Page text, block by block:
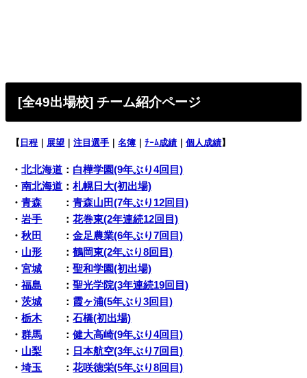
[全49出場校] チーム紹介ページ
【 日程 ｜ 展望 ｜注目選手 ｜名簿 ｜ﾁｰﾑ成績 ｜個人成績】
・北北海道 ： 白樺学園(9年ぶり4回目)
・南北海道 ：札幌日大(初出場)
・青森 ：青森山田(7年ぶり12回目)
・岩手 ：花巻東(2年連続12回目)
・秋田 ：金足農業(6年ぶり7回目)
・ 山形 ：鶴岡東(2年ぶり8回目)
・宮城 ：聖和学園(初出場)
・福島 ：聖光学院(3年連続19回目)
・茨城 ： 霞ヶ浦(5年ぶり3回目)
・栃木：石橋(初出場)
・群馬 ：健大高崎(9年ぶり4回目)
・ 山梨 ：
日本航空(3年ぶり7回目)
・埼玉 ：花咲徳栄(5年ぶり8回目)